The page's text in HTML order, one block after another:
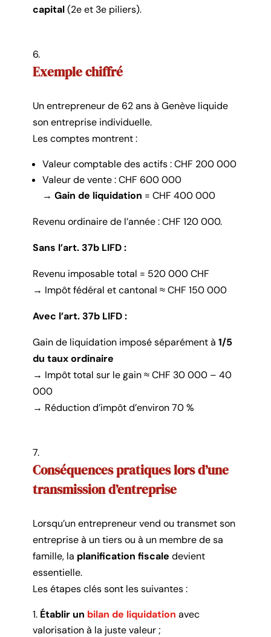
capital(2e et 3e piliers).
Exemple chiffré
Un entrepreneur de 62 ans à Genève liquide
son entreprise individuelle.
Les comptes montrent :
Valeur comptable des actifs : CHF 200 000
Valeur de vente : CHF 600 000
→ Gain de liquidation = CHF 400 000
Revenu ordinaire de l’année : CHF 120 000.
Sans l’art. 37b LIFD :
Revenu imposable total = 520 000 CHF
→ Impôt fédéral et cantonal ≈ CHF 150 000
Avec l’art. 37b LIFD :
Gain de liquidation imposé séparément à 1/5
du taux ordinaire
→ Impôt total sur le gain ≈ CHF 30 000 – 40
000
→ Réduction d’impôt d’environ 70 %
Conséquences pratiques lors d’une
transmission d’entreprise
Lorsqu’un entrepreneur vend ou transmet son
entreprise à un tiers ou à un membre de sa
famille, la planification fiscale devient
essentielle.
Les étapes clés sont les suivantes :
Établir un bilan de liquidation avec
valorisation à la juste valeur ;